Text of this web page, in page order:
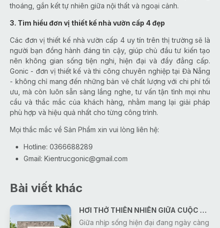
thoáng, gắn kết tự nhiên giữa nội thất và ngoại cảnh.
3. Tìm hiểu đơn vị thiết kế nhà vườn cấp 4 đẹp
Các đơn vị thiết kế nhà vườn cấp 4 uy tín trên thị trường sẽ là
người bạn đồng hành đáng tin cậy, giúp chủ đầu tư kiến tạo
nên không gian sống tiện nghi, hiện đại và đầy đẳng cấp.
Gonic - đơn vị thiết kế và thi công chuyên nghiệp tại Đà Nẵng
- không chỉ mang đến những bản vẽ chất lượng với chi phí tối
ưu, mà còn luôn sẵn sàng lắng nghe, tư vấn tận tình mọi nhu
cầu và thắc mắc của khách hàng, nhằm mang lại giải pháp
phù hợp và hiệu quả nhất cho từng công trình.
Mọi thắc mắc về Sản Phẩm xin vui lòng liên hệ:
Hotline: 0366688289
Gmail: Kientrucgonic@gmail.com
Bài viết khác
HƠI THỞ THIÊN NHIÊN GIỮA CUỘC SỐNG HIỆN ĐẠI
Giữa nhịp sống hiện đại đang ngày càng